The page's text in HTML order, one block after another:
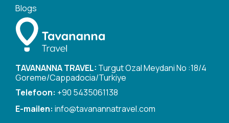
Blogs
TAVANANNA TRAVEL: Turgut Ozal Meydani No :18/4
Goreme/Cappadocia/Turkiye
Telefoon: +90 5435061138
E-mailen: info@tavanannatravel.com